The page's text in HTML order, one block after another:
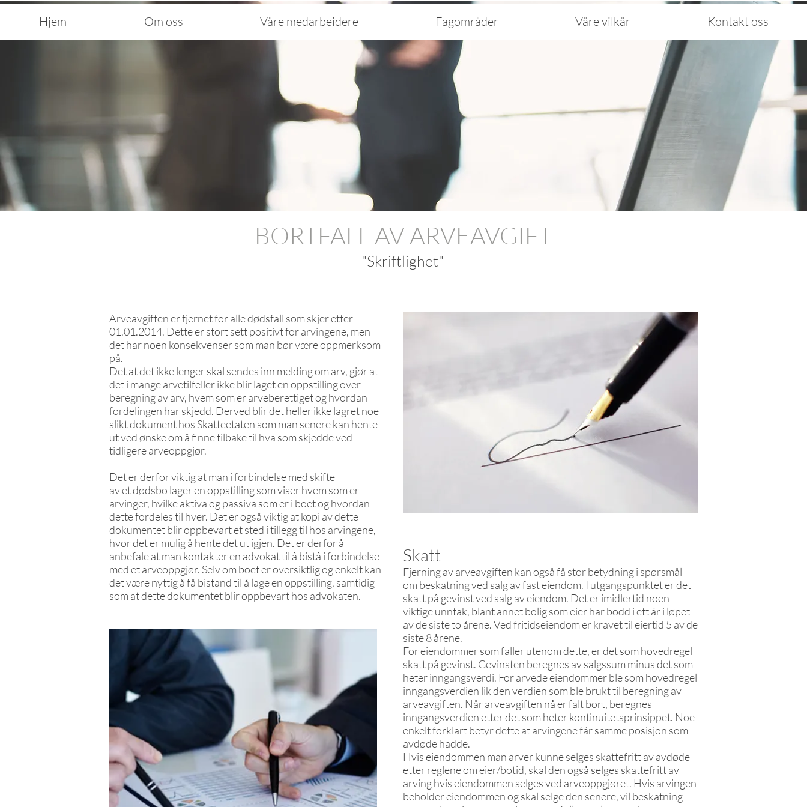
BORTFALL AV ARVEAVGIFT
"Skriftlighet"
Arveavgiften er fjernet for alle dødsfall som skjer etter
01.01.2014. Dette er stort sett positivt for arvingene, men
det har noen konsekvenser som man bør være oppmerksom
på.
Det at det ikke lenger skal sendes inn melding om arv, gjør at
det i mange arvetilfeller ikke blir laget en oppstilling over
beregning av arv, hvem som er arveberettiget og hvordan
fordelingen har skjedd. Derved blir det heller ikke lagret noe
slikt dokument hos Skatteetaten som man senere kan hente
ut ved ønske om å finne tilbake til hva som skjedde ved
tidligere arveoppgjør.
Det er derfor viktig at man i forbindelse med skifte
av et dødsbo lager en oppstilling som viser hvem som er
arvinger, hvilke aktiva og passiva som er i boet og hvordan
dette fordeles til hver. Det er også viktig at kopi av dette
dokumentet blir oppbevart et sted i tillegg til hos arvingene,
hvor det er mulig å hente det ut igjen. Det er derfor å
anbefale at man kontakter en advokat til å bistå i forbindelse
med et arveoppgjør. Selv om boet er oversiktlig og enkelt kan
det være nyttig å få bistand til å lage en oppstilling, samtidig
som at dette dokumentet blir oppbevart hos advokaten.
Skatt
Fjerning av arveavgiften kan også få stor betydning i spørsmål
om beskatning ved salg av fast eiendom. I utgangspunktet er det
skatt på gevinst ved salg av eiendom. Det er imidlertid noen
viktige unntak, blant annet bolig som eier har bodd i ett år i løpet
av de siste to årene. Ved fritidseiendom er kravet til eiertid 5 av de
siste 8 årene.
For eiendommer som faller utenom dette, er det som hovedregel
skatt på gevinst. Gevinsten beregnes av salgssum minus det som
heter inngangsverdi. For arvede eiendommer ble som hovedregel
inngangsverdien lik den verdien som ble brukt til beregning av
arveavgiften. Når arveavgiften nå er falt bort, beregnes
inngangsverdien etter det som heter kontinuitetsprinsippet. Noe
enkelt forklart betyr dette at arvingene får samme posisjon som
avdøde hadde.
Hvis eiendommen man arver kunne selges skattefritt av avdøde
etter reglene om eier/botid, skal den også selges skattefritt av
arving hvis eiendommen selges ved arveoppgjøret. Hvis arvingen
beholder eiendommen og skal selge den senere, vil beskatning
Hjem Om oss Våre medarbeidere Fagområder Våre vilkår Kontakt oss